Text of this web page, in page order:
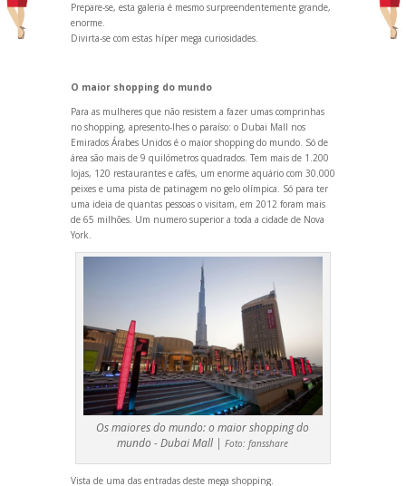
Prepare-se, esta galeria é mesmo surpreendentemente grande,
enorme.
Divirta-se com estas híper mega curiosidades.
O maior shopping do mundo
Para as mulheres que não resistem a fazer umas comprinhas
no shopping, apresento-lhes o paraíso: o Dubai Mall nos
Emirados Árabes Unidos é o maior shopping do mundo. Só de
área são mais de 9 quilómetros quadrados. Tem mais de 1.200
lojas, 120 restaurantes e cafés, um enorme aquário com 30.000
peixes e uma pista de patinagem no gelo olímpica. Só para ter
uma ideia de quantas pessoas o visitam, em 2012 foram mais
de 65 milhões. Um numero superior a toda a cidade de Nova
York.
Os maiores do mundo: o maior shopping do
mundo - Dubai Mall |Foto:fansshare
Vista de uma das entradas deste mega shopping.